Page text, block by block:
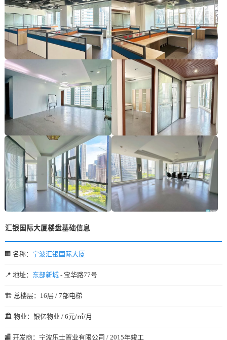
汇银国际大厦楼盘基础信息
🏢 名称： 宁波汇银国际大厦
📍 地址： 东部新城- 宝华路77号
🏗️ 总楼层：16层 / 7部电梯
🏛️ 物业：银亿物业 / 6元/㎡/月
🏬 开发商：宁波乐士置业有限公司 / 2015年竣工